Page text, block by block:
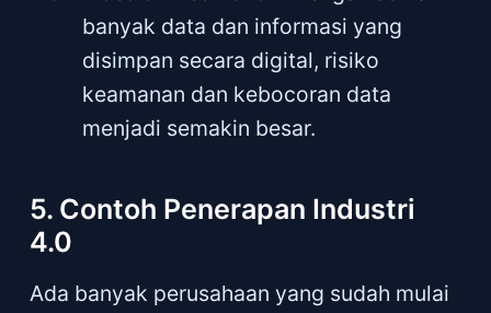
banyak data dan informasi yang
disimpan secara digital, risiko
keamanan dan kebocoran data
menjadi semakin besar.
5. Contoh Penerapan Industri
4.0
Ada banyak perusahaan yang sudah mulai